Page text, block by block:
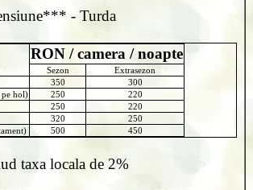
- Turda
RON / camera / noapte
Sezon
Extrasezon
350
300
pe hol)
250
220
250
220
320
250
500 450
taxa locala de 2%